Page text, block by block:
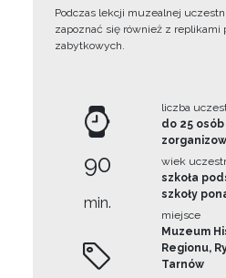
Podczas lekcji muzealnej
zapoznać się również z replikami
zabytkowych.
90
min.
liczba
do 25
wiek
szkoła
szkoły
miejsce
Muzeum
Regionu,
Tarnów